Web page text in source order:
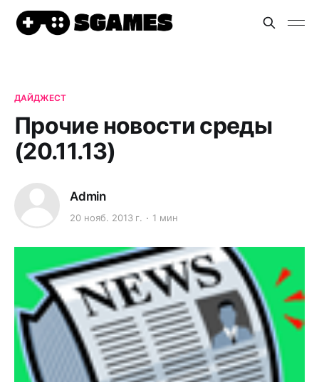
ДАЙДЖЕСТ
Прочие новости среды
(20.11.13)
Admin
20 нояб. 2013 г. 1 мин